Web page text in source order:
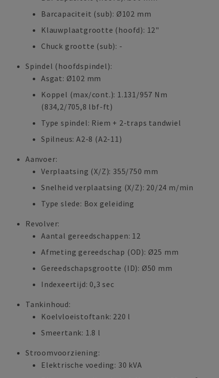
Barcapaciteit (sub): Ø102 mm
Klauwplaatgrootte (hoofd): 12"
Chuck grootte (sub): -
Spindel (hoofdspindel):
Asgat: Ø102 mm
Koppel (max/cont.): 1.131/957 Nm
(834,2/705,8 lbf-ft)
Type spindel: Riem + 2-traps tandwiel
Spilneus: A2-8 (A2-11)
Aanvoer:
Verplaatsing (X/Z): 355/750 mm
Snelheid verplaatsing (X/Z): 20/24 m/min
Type slede: Box geleiding
Revolver:
Aantal gereedschappen: 12
Afmeting gereedschap (OD): Ø25 mm
Gereedschapsgrootte (ID): Ø50 mm
Indexeertijd: 0,3 sec
Tankinhoud:
Koelvloeistoftank: 220 l
Smeertank: 1.8 l
Stroomvoorziening:
Elektrische voeding: 30 kVA